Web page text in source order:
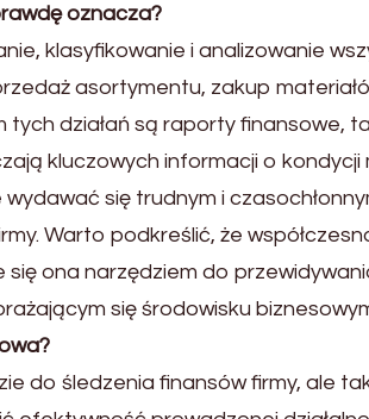
oznacza?
klasyfikowanie i analizowanie
asortymentu, zakup
działań są raporty finansowe,
kluczowych informacji o
się trudnym i
Warto podkreślić, że
ona narzędziem do
się środowisku
do śledzenia finansów firmy, ale